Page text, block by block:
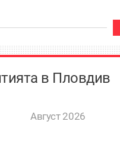
в Пловдив
Август 2026